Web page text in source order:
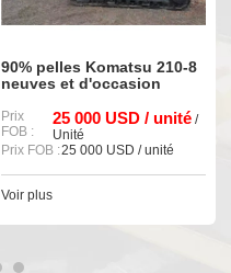
90% pelles Komatsu 210-8
neuves et d'occasion
Prix
FOB :
25 000 USD / unité /
Unité
Prix FOB :25 000 USD / unité
Voir plus